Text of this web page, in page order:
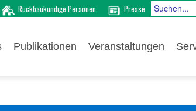
Rückbaukundige Personen Presse
Publikationen Veranstaltungen